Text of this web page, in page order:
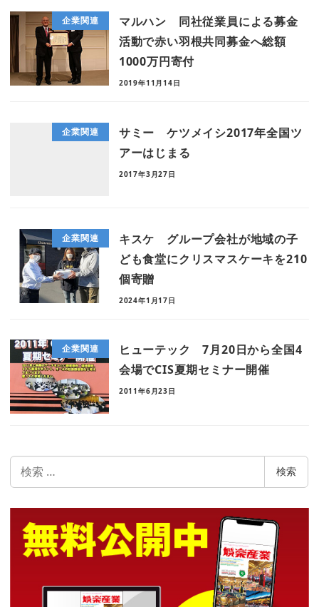
企業関連
マルハン 同社従業員による募金
活動で赤い羽根共同募金へ総額
1000万円寄付
2019年11月14日
企業関連
サミー ケツメイシ2017年全国ツ
アーはじまる
2017年3月27日
企業関連
キスケ グループ会社が地域の子
ども食堂にクリスマスケーキを210
個寄贈
2024年1月17日
企業関連
ヒューテック 7月20日から全国4
会場でCIS夏期セミナー開催
2011年6月23日
索
検索